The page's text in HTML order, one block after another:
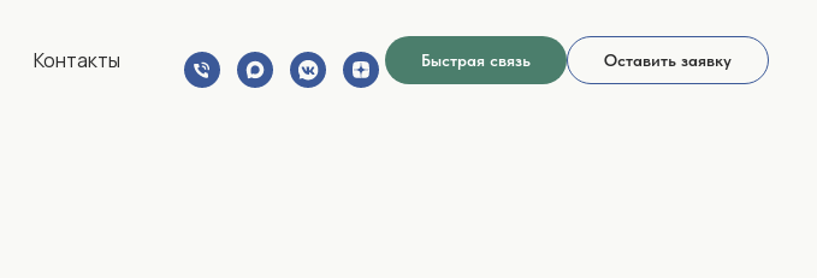
Контакты Быстрая связь Оставить заявку